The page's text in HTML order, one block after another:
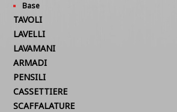
Base
TAVOLI
LAVELLI
LAVAMANI
ARMADI
PENSILI
CASSETTIERE
SCAFFALATURE